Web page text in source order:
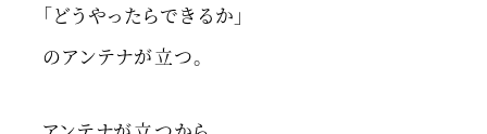
「どうやったらできるか」
のアンテナが立つ。